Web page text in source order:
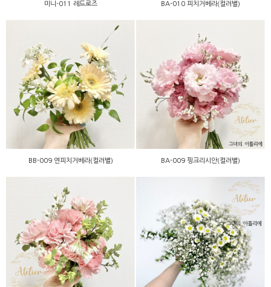
미니-011 레드로즈 BA-010 피치거베라(컬러별)
BB-009 연피치거베라(컬러
별)
BB-009 연피치거베라(컬러별)
BA-009 핑크리시안(컬러
별)
BA-009 핑크리시안(컬러별)
BA-005 핑크카네이션(컬러
별)
BB-015 안개꽃믹스